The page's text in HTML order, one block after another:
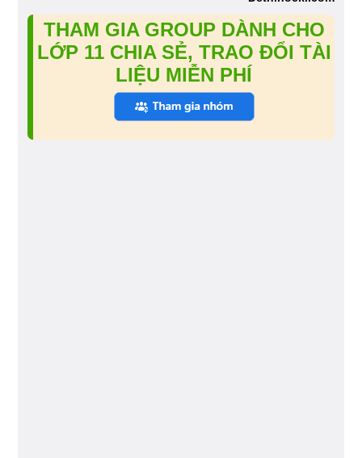
THAM GIA GROUP DÀNH CHO
LỚP 11 CHIA SẺ, TRAO ĐỔI TÀI
LIỆU MIỄN PHÍ